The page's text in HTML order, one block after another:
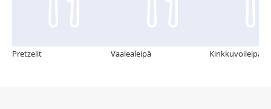
Pretzelit Vaalealeipä